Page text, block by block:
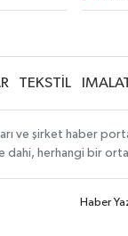
TEKSTİL
ve şirket haber
dahi, herhangi bir
Haber